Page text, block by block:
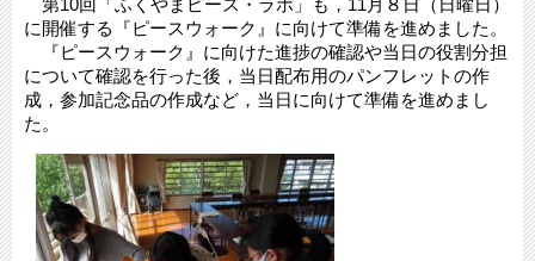
第10回「ふくやまピース・ラボ」も，11月８日（日曜日）
に開催する『ピースウォーク』に向けて準備を進めました。
『ピースウォーク』に向けた進捗の確認や当日の役割分担
について確認を行った後，当日配布用のパンフレットの作
成，参加記念品の作成など，当日に向けて準備を進めまし
た。